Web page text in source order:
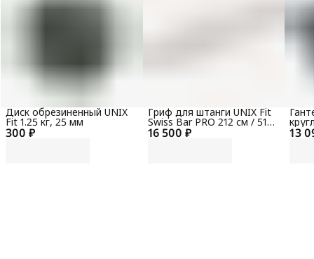
300 ₽
Диск обрезиненный UNIX
Fit 1.25 кг, 25 мм
16 500 ₽
Гриф для штанги UNIX Fit
Swiss Bar PRO 212 см / 51
мм 13
кг /